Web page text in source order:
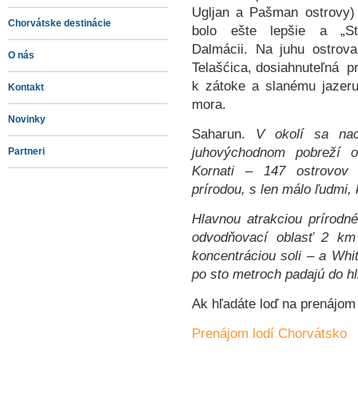
Chorvátske destinácie
O nás
Kontakt
Novinky
Partneri
Ugljan a Pašman
bolo ešte lepšie a
Dalmácii. Na juhu
Telašćica, dosiahnuteľná
k zátoke a slanému
mora.
Saharun. V okolí sa
juhovýchodnom
Kornati – 147 ostrovov
prírodou, s len málo ľudmi,
Hlavnou atrakciou
odvodňovací oblasť 2
koncentráciou soli – a
po sto metroch padajú do
Ak hľadáte loď na
Prenájom lodí Chorvátsko